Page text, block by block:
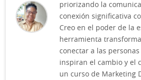
priorizando la
conexión significativa
Creo en el poder de la
herramienta
conectar a las
inspiran el cambio y el
un curso de Marketing